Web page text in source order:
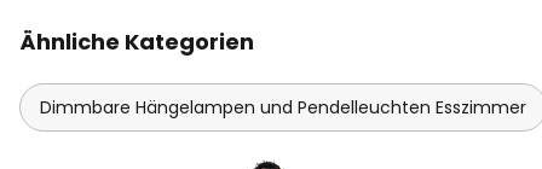
Ähnliche Kategorien
Dimmbare Hängelampen und Pendelleuchten Esszimmer